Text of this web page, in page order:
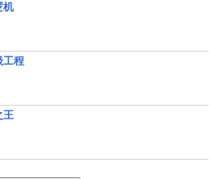
机
工程
王